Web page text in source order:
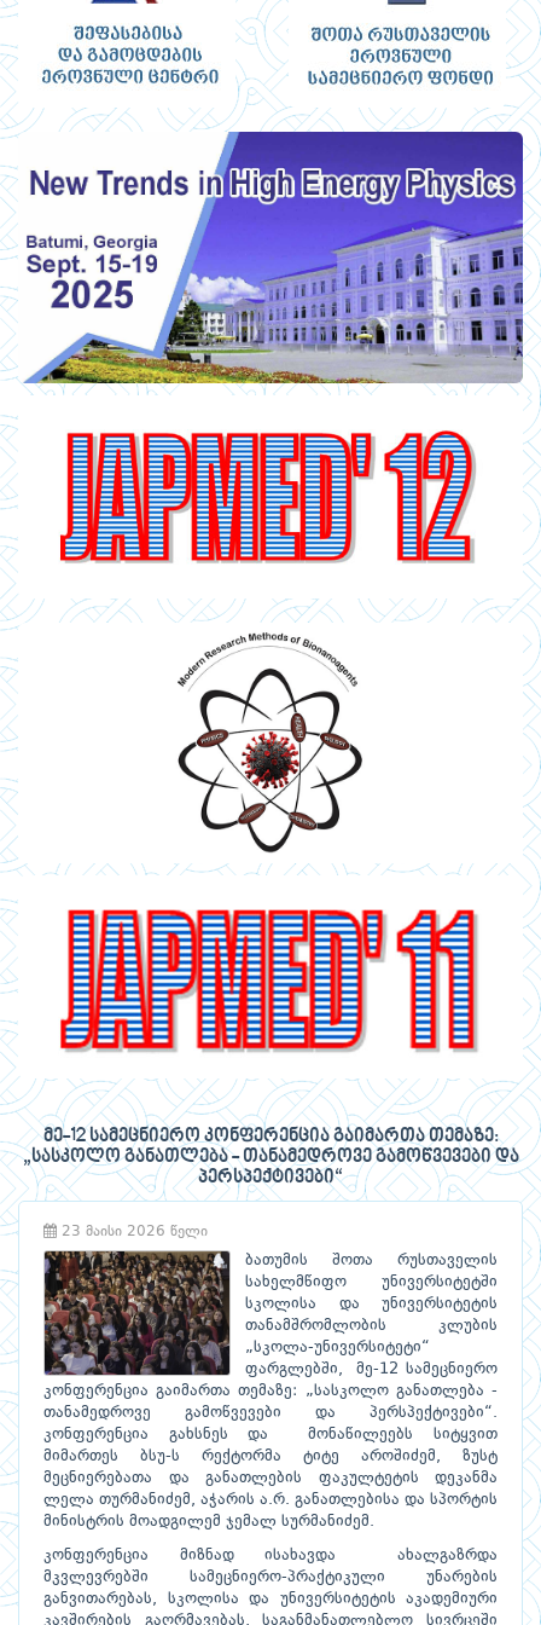
მე-12 სამეცნიერო კონფერენცია გაიმართა თემაზე:
„სასკოლო განათლება - თანამედროვე გამოწვევები და
პერსპექტივები“
23 მაისი 2026 წელი
ბათუმის შოთა რუსთაველის
სახელმწიფო უნივერსიტეტში
სკოლისა და უნივერსიტეტის
თანამშრომლობის კლუბის
„სკოლა-უნივერსიტეტი“
ფარგლებში, მე-12 სამეცნიერო
კონფერენცია გაიმართა თემაზე: „სასკოლო განათლება -
თანამედროვე გამოწვევები და პერსპექტივები“.
კონფერენცია გახსნეს და მონაწილეებს სიტყვით
მიმართეს ბსუ-ს რექტორმა ტიტე აროშიძემ, ზუსტ
მეცნიერებათა და განათლების ფაკულტეტის დეკანმა
ლელა თურმანიძემ, აჭარის ა.რ. განათლებისა და სპორტის
მინისტრის მოადგილემ ჯემალ სურმანიძემ.
კონფერენცია მიზნად ისახავდა ახალგაზრდა
მკვლევრებში სამეცნიერო-პრაქტიკული უნარების
განვითარებას, სკოლისა და უნივერსიტეტის აკადემიური
კავშირების გაღრმავებას, საგანმანათლებლო სივრცეში